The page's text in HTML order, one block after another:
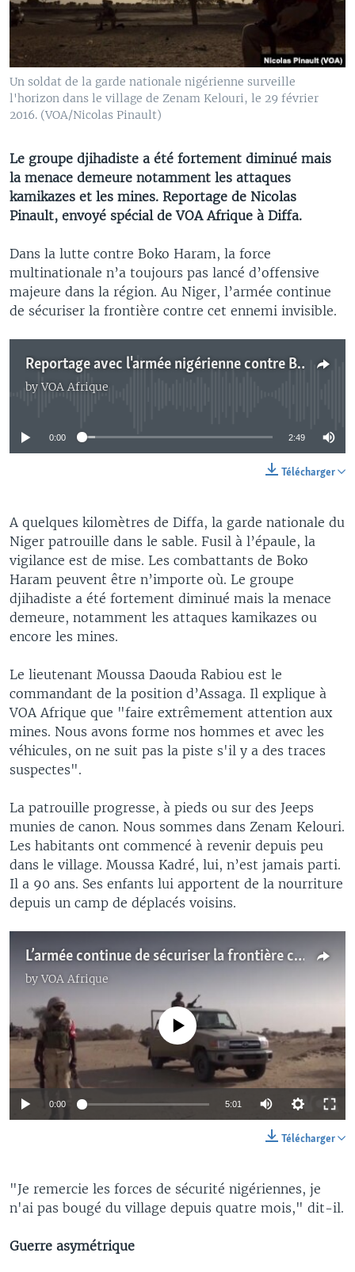
Un soldat de la garde nationale nigérienne surveille
l'horizon dans le village de Zenam Kelouri, le 29 février
2016. (VOA/Nicolas Pinault)
Le groupe djihadiste a été fortement diminué mais
la menace demeure notamment les attaques
kamikazes et les mines. Reportage de Nicolas
Pinault, envoyé spécial de VOA Afrique à Diffa.
Dans la lutte contre Boko Haram, la force
multinationale n’a toujours pas lancé d’offensive
majeure dans la région. Au Niger, l’armée continue
de sécuriser la frontière contre cet ennemi invisible.
Reportage avec l'armée nigérienne contre Boko Haram à Diffa
byVOA Afrique
No media source currently available
0:00 2:49
Télécharger
A quelques kilomètres de Diffa, la garde nationale du
Niger patrouille dans le sable. Fusil à l’épaule, la
vigilance est de mise. Les combattants de Boko
Haram peuvent être n’importe où. Le groupe
djihadiste a été fortement diminué mais la menace
demeure, notamment les attaques kamikazes ou
encore les mines.
Le lieutenant Moussa Daouda Rabiou est le
commandant de la position d’Assaga. Il explique à
VOA Afrique que "faire extrêmement attention aux
mines. Nous avons forme nos hommes et avec les
véhicules, on ne suit pas la piste s'il y a des traces
suspectes".
La patrouille progresse, à pieds ou sur des Jeeps
munies de canon. Nous sommes dans Zenam Kelouri.
Les habitants ont commencé à revenir depuis peu
dans le village. Moussa Kadré, lui, n’est jamais parti.
Il a 90 ans. Ses enfants lui apportent de la nourriture
depuis un camp de déplacés voisins.
L’armée continue de sécuriser la frontière contre l'invisible Boko Haram au Niger (Vidéo)
by VOA Afrique
No media source currently available
0:00 5:01
Télécharger
"Je remercie les forces de sécurité nigériennes, je
n'ai pas bougé du village depuis quatre mois," dit-il.
Guerre asymétrique